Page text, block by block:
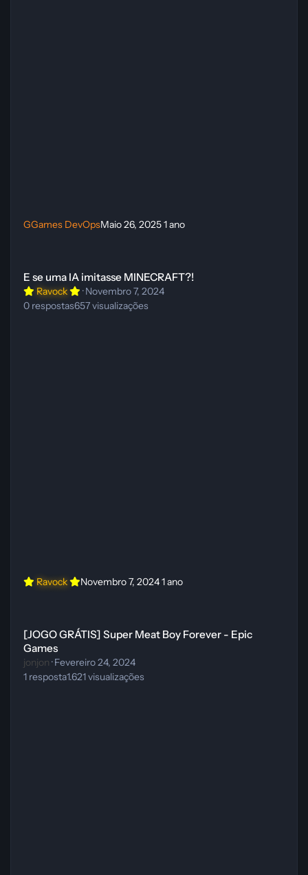
GGames DevOpsMaio 26, 20251 ano
E se uma IA imitasse MINECRAFT?!
Ravock ·Novembro 7, 2024
0 respostas657visualizações
Ravock Novembro 7, 20241 ano
[JOGO GRÁTIS] Super Meat Boy Forever - Epic
Games
jonjon ·Fevereiro 24, 2024
1 resposta1.621visualizações